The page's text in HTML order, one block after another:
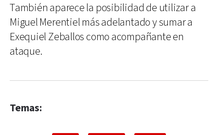
También aparece la posibilidad de utilizar a
Miguel Merentiel más adelantado y sumar a
Exequiel Zeballos como acompañante en
ataque.
Temas: